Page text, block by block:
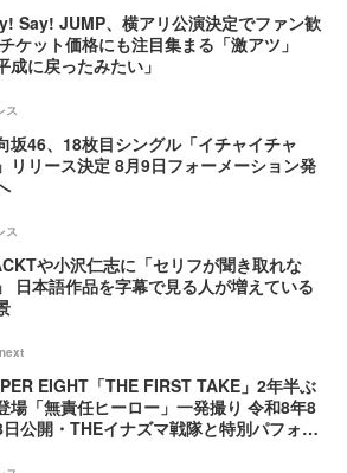
Say! JUMP、横アリ公演決定でファン歓
ケット価格にも注目集まる「激アツ」
成に戻ったみたい」
ス
坂46、18枚目シングル「イチャイチャ
リリース決定 8月9日フォーメーション発
ス
や小沢仁志に「セリフが聞き取れな
日本語作品を字幕で見る人が増えている
EIGHT「THE FIRST TAKE」2年半ぶ
場「無責任ヒーロー」一発撮り 令和8年8
日公開・THEイナズマ戦隊と特別パフォー